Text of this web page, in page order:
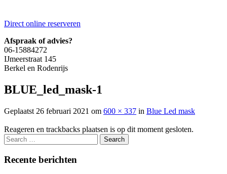
Direct online reserveren
Afspraak of advies?
06-15884272
IJmeerstraat 145
Berkel en Rodenrijs
BLUE_led_mask-1
Geplaatst 26 februari 2021 om 600 × 337 in Blue Led mask
Reageren en trackbacks plaatsen is op dit moment gesloten.
Recente berichten